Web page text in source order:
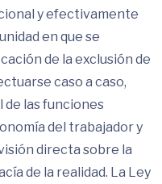
y efectivamente
en que se
de la exclusión de
caso a caso,
de las funciones
del trabajador y
directa sobre la
de la realidad. La Ley